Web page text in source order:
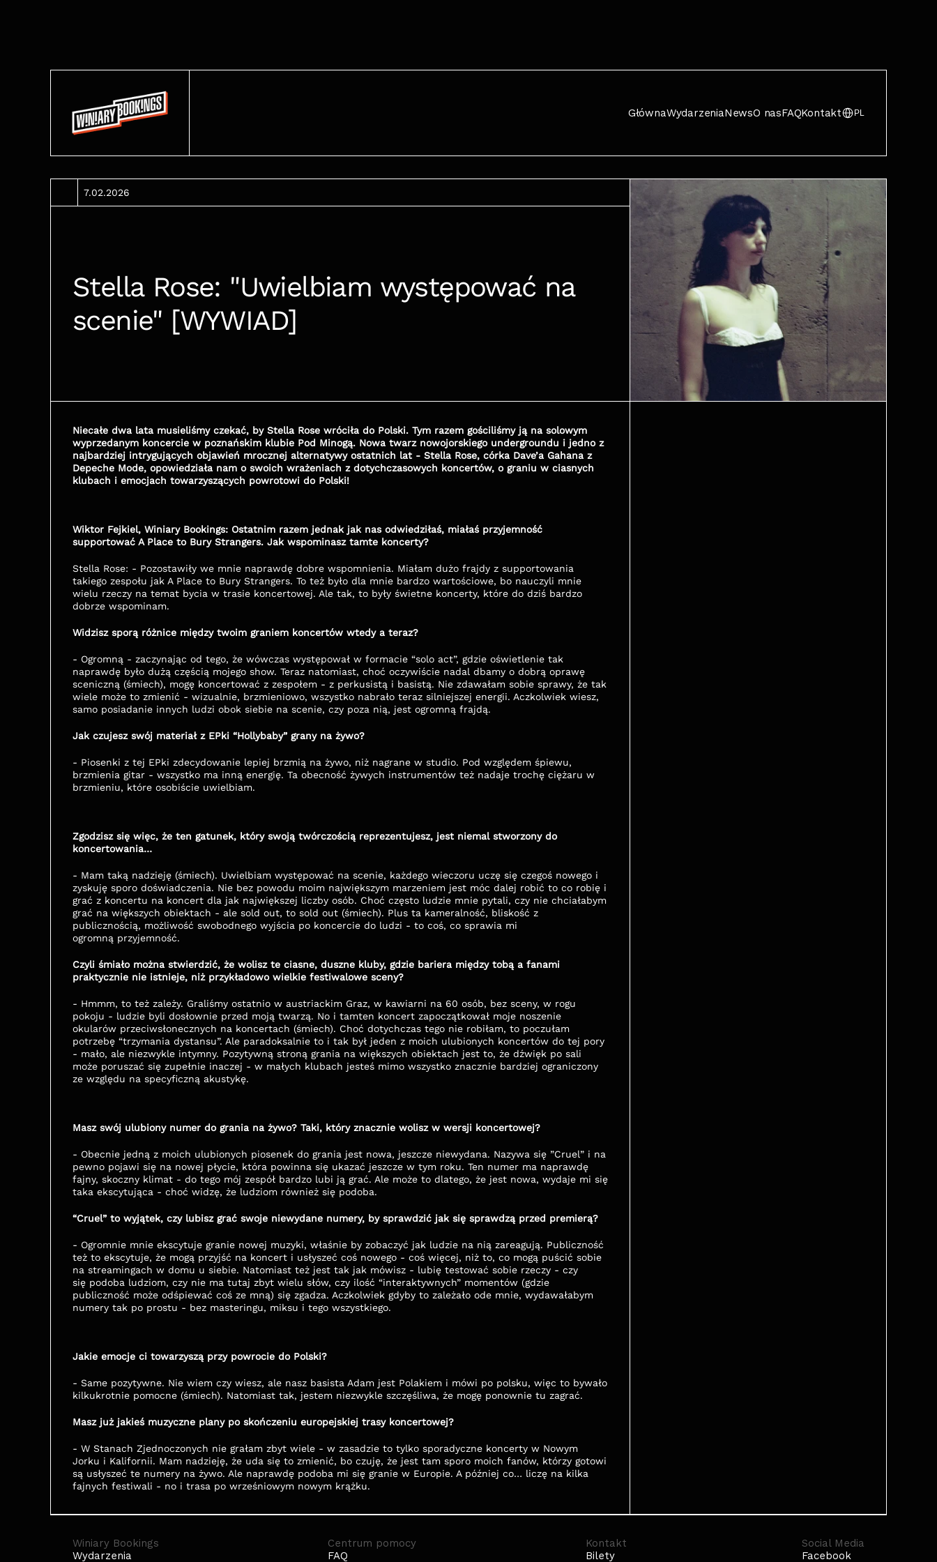
GłównaWydarzeniaNewsO nasFAQKontakt PL
7.02.2026
Stella Rose: "Uwielbiam występować na
scenie" [WYWIAD]
Niecałe dwa lata musieliśmy czekać, by Stella Rose wróciła do Polski. Tym razem gościliśmy ją na solowym
wyprzedanym koncercie w poznańskim klubie Pod Minogą. Nowa twarz nowojorskiego undergroundu i jedno z
najbardziej intrygujących objawień mrocznej alternatywy ostatnich lat - Stella Rose, córka Dave’a Gahana z
Depeche Mode, opowiedziała nam o swoich wrażeniach z dotychczasowych koncertów, o graniu w ciasnych
klubach i emocjach towarzyszących powrotowi do Polski!
Wiktor Fejkiel, Winiary Bookings: Ostatnim razem jednak jak nas odwiedziłaś, miałaś przyjemność
supportować A Place to Bury Strangers. Jak wspominasz tamte koncerty?
Stella Rose: - Pozostawiły we mnie naprawdę dobre wspomnienia. Miałam dużo frajdy z supportowania
takiego zespołu jak A Place to Bury Strangers. To też było dla mnie bardzo wartościowe, bo nauczyli mnie
wielu rzeczy na temat bycia w trasie koncertowej. Ale tak, to były świetne koncerty, które do dziś bardzo
dobrze wspominam.
Widzisz sporą różnice między twoim graniem koncertów wtedy a teraz?
- Ogromną - zaczynając od tego, że wówczas występował w formacie “solo act”, gdzie oświetlenie tak
naprawdę było dużą częścią mojego show. Teraz natomiast, choć oczywiście nadal dbamy o dobrą oprawę
sceniczną (śmiech), mogę koncertować z zespołem - z perkusistą i basistą. Nie zdawałam sobie sprawy, że tak
wiele może to zmienić - wizualnie, brzmieniowo, wszystko nabrało teraz silniejszej energii. Aczkolwiek wiesz,
samo posiadanie innych ludzi obok siebie na scenie, czy poza nią, jest ogromną frajdą.
Jak czujesz swój materiał z EPki “Hollybaby” grany na żywo?
- Piosenki z tej EPki zdecydowanie lepiej brzmią na żywo, niż nagrane w studio. Pod względem śpiewu,
brzmienia gitar - wszystko ma inną energię. Ta obecność żywych instrumentów też nadaje trochę ciężaru w
brzmieniu, które osobiście uwielbiam.
Zgodzisz się więc, że ten gatunek, który swoją twórczością reprezentujesz, jest niemal stworzony do
koncertowania…
- Mam taką nadzieję (śmiech). Uwielbiam występować na scenie, każdego wieczoru uczę się czegoś nowego i
zyskuję sporo doświadczenia. Nie bez powodu moim największym marzeniem jest móc dalej robić to co robię i
grać z koncertu na koncert dla jak największej liczby osób. Choć często ludzie mnie pytali, czy nie chciałabym
grać na większych obiektach - ale sold out, to sold out (śmiech). Plus ta kameralność, bliskość z
publicznością, możliwość swobodnego wyjścia po koncercie do ludzi - to coś, co sprawia mi
ogromną przyjemność.
Czyli śmiało można stwierdzić, że wolisz te ciasne, duszne kluby, gdzie bariera między tobą a fanami
praktycznie nie istnieje, niż przykładowo wielkie festiwalowe sceny?
- Hmmm, to też zależy. Graliśmy ostatnio w austriackim Graz, w kawiarni na 60 osób, bez sceny, w rogu
pokoju - ludzie byli dosłownie przed moją twarzą. No i tamten koncert zapoczątkował moje noszenie
okularów przeciwsłonecznych na koncertach (śmiech). Choć dotychczas tego nie robiłam, to poczułam
potrzebę “trzymania dystansu”. Ale paradoksalnie to i tak był jeden z moich ulubionych koncertów do tej pory
- mało, ale niezwykle intymny. Pozytywną stroną grania na większych obiektach jest to, że dźwięk po sali
może poruszać się zupełnie inaczej - w małych klubach jesteś mimo wszystko znacznie bardziej ograniczony
ze względu na specyficzną akustykę.
Masz swój ulubiony numer do grania na żywo? Taki, który znacznie wolisz w wersji koncertowej?
- Obecnie jedną z moich ulubionych piosenek do grania jest nowa, jeszcze niewydana. Nazywa się ”Cruel” i na
pewno pojawi się na nowej płycie, która powinna się ukazać jeszcze w tym roku. Ten numer ma naprawdę
fajny, skoczny klimat - do tego mój zespół bardzo lubi ją grać. Ale może to dlatego, że jest nowa, wydaje mi się
taka ekscytująca - choć widzę, że ludziom również się podoba.
“Cruel” to wyjątek, czy lubisz grać swoje niewydane numery, by sprawdzić jak się sprawdzą przed premierą?
- Ogromnie mnie ekscytuje granie nowej muzyki, właśnie by zobaczyć jak ludzie na nią zareagują. Publiczność
też to ekscytuje, że mogą przyjść na koncert i usłyszeć coś nowego - coś więcej, niż to, co mogą puścić sobie
na streamingach w domu u siebie. Natomiast też jest tak jak mówisz - lubię testować sobie rzeczy - czy
się podoba ludziom, czy nie ma tutaj zbyt wielu słów, czy ilość “interaktywnych” momentów (gdzie
publiczność może odśpiewać coś ze mną) się zgadza. Aczkolwiek gdyby to zależało ode mnie, wydawałabym
numery tak po prostu - bez masteringu, miksu i tego wszystkiego.
Jakie emocje ci towarzyszą przy powrocie do Polski?
- Same pozytywne. Nie wiem czy wiesz, ale nasz basista Adam jest Polakiem i mówi po polsku, więc to bywało
kilkukrotnie pomocne (śmiech). Natomiast tak, jestem niezwykle szczęśliwa, że mogę ponownie tu zagrać.
Masz już jakieś muzyczne plany po skończeniu europejskiej trasy koncertowej?
- W Stanach Zjednoczonych nie grałam zbyt wiele - w zasadzie to tylko sporadyczne koncerty w Nowym
Jorku i Kalifornii. Mam nadzieję, że uda się to zmienić, bo czuję, że jest tam sporo moich fanów, którzy gotowi
są usłyszeć te numery na żywo. Ale naprawdę podoba mi się granie w Europie. A później co… liczę na kilka
fajnych festiwali - no i trasa po wrześniowym nowym krążku.
Winiary Bookings
Wydarzenia
Centrum pomocy
FAQ
Kontakt
Bilety
Social Media
Facebook